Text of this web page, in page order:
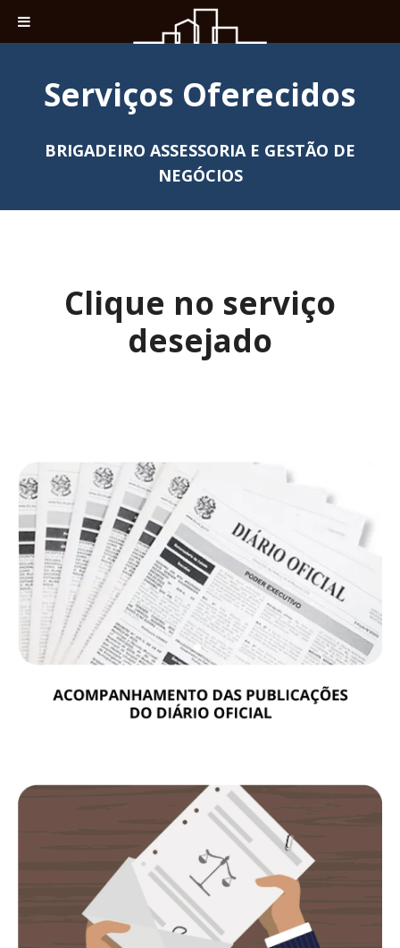
Serviços Oferecidos
BRIGADEIRO ASSESSORIA E GESTÃO DE
NEGÓCIOS
Clique no serviço
desejado